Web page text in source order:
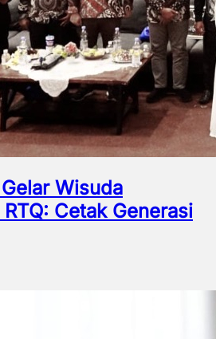
Wisuda
Cetak Generasi